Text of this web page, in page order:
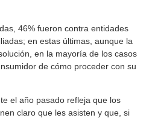
46% fueron contra entidades
en estas últimas, aunque la
en la mayoría de los casos
de cómo proceder con su
el año pasado refleja que los
claro que les asisten y que, si